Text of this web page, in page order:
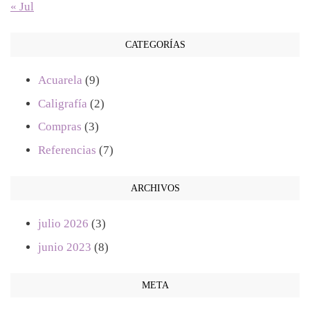
« Jul
CATEGORÍAS
Acuarela (9)
Caligrafía (2)
Compras (3)
Referencias (7)
ARCHIVOS
julio 2026 (3)
junio 2023 (8)
META